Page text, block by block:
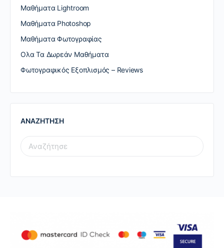
Μαθήματα Lightroom
Μαθήματα Photoshop
Μαθήματα Φωτογραφίας
Ολα Τα Δωρεάν Μαθήματα
Φωτογραφικός Εξοπλισμός – Reviews
ΑΝΑΖΗΤΗΣΗ
SEARCH
FOR: